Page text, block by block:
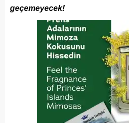
geçemeyecek!